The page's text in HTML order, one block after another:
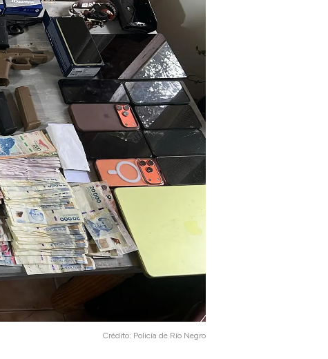
Crédito: Policía de Río Negro